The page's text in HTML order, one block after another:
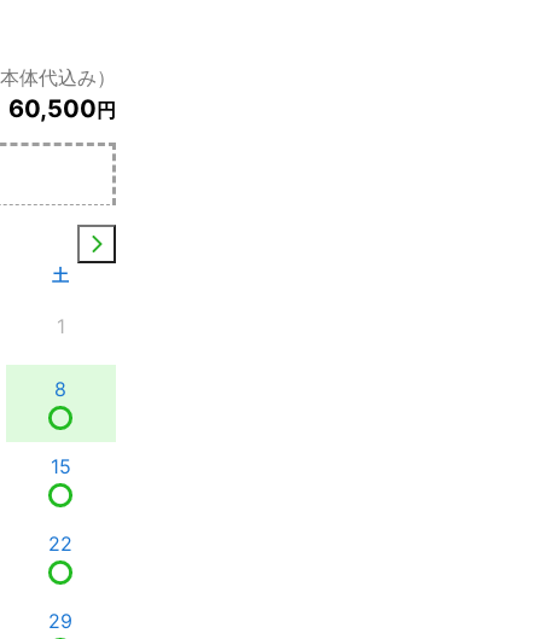
体代込み）
60,500 円
土
1
8
15
22
29